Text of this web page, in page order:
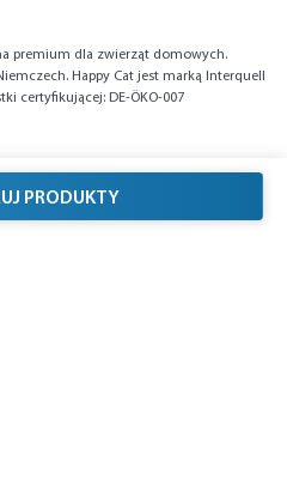
PRODUKTY
premium dla zwierząt domowych.
Happy Cat jest marką Interquell
certyfikującej: DE-ÖKO-007